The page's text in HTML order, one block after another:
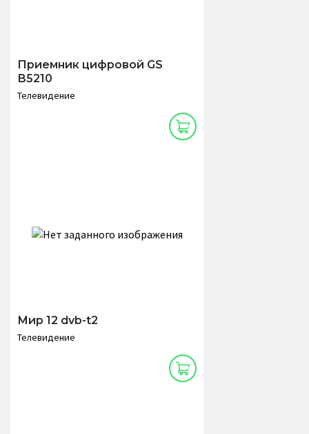
Приемник цифровой GS
В5210
Телевидение
Мир 12 dvb-t2
Телевидение